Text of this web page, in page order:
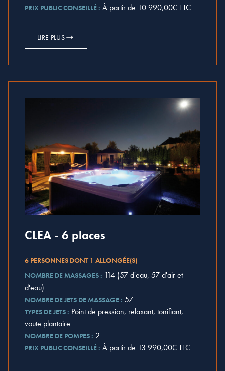
PRIX PUBLIC CONSEILLÉ : À partir de 10 990,00€ TTC
LIRE PLUS
CLEA - 6 places
6 PERSONNES DONT 1 ALLONGÉE(S)
NOMBRE DE MASSAGES : 114 (57 d'eau, 57 d'air et
d'eau)
NOMBRE DE JETS DE MASSAGE : 57
TYPES DE JETS : Point de pression, relaxant, tonifiant,
voute plantaire
NOMBRE DE POMPES : 2
PRIX PUBLIC CONSEILLÉ : À partir de 13 990,00€ TTC